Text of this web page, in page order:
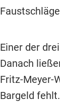
Einer der
Danach
Fritz-Meyer-
Bargeld fehlt.